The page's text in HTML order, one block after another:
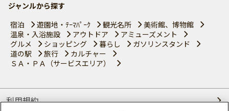
ジャンルから探す
宿泊
遊園地・ﾃｰﾏﾊﾟｰｸ 観光名所
美術館、博物館
温泉・入浴施設
アウトドア
アミューズメント
グルメ
ショッピング 暮らし
ガソリンスタンド
道の駅
旅行
カルチャー
ＳＡ・ＰＡ（サービスエリア）
利用規約